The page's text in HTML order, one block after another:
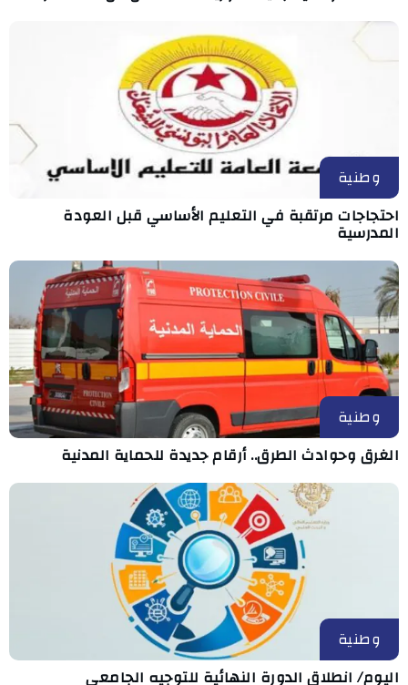
وطنية
احتجاجات مرتقبة في التعليم الأساسي قبل العودة
المدرسية
وطنية
الغرق وحوادث الطرق.. أرقام جديدة للحماية المدنية
وطنية
اليوم/ انطلاق الدورة النهائية للتوجيه الجامعي